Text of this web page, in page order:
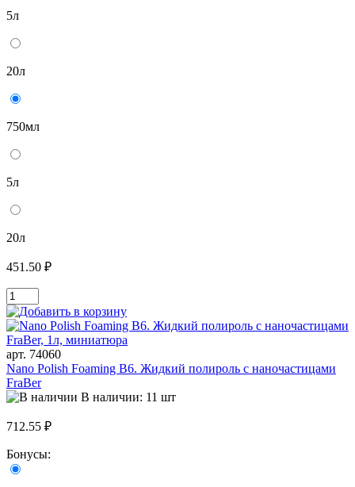
5л
20л
750мл
5л
20л
451.50 ₽
арт. 74060
Nano Polish Foaming B6. Жидкий полироль с наночастицами
FraBer
В наличии: 11 шт
712.55 ₽
Бонусы: